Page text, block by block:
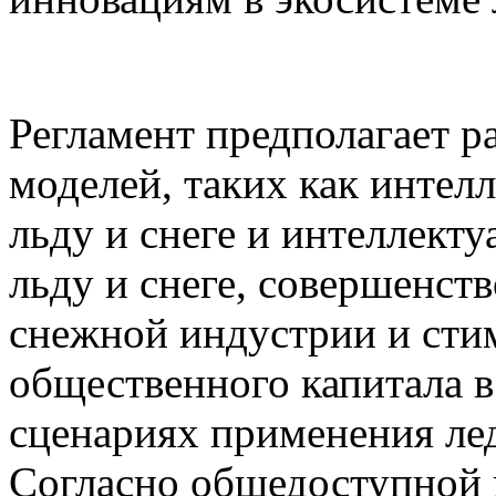
Регламент предполагает
моделей, таких как
льду и снеге и
льду и снеге,
снежной индустрии и
общественного капитала
сценариях применения
Согласно